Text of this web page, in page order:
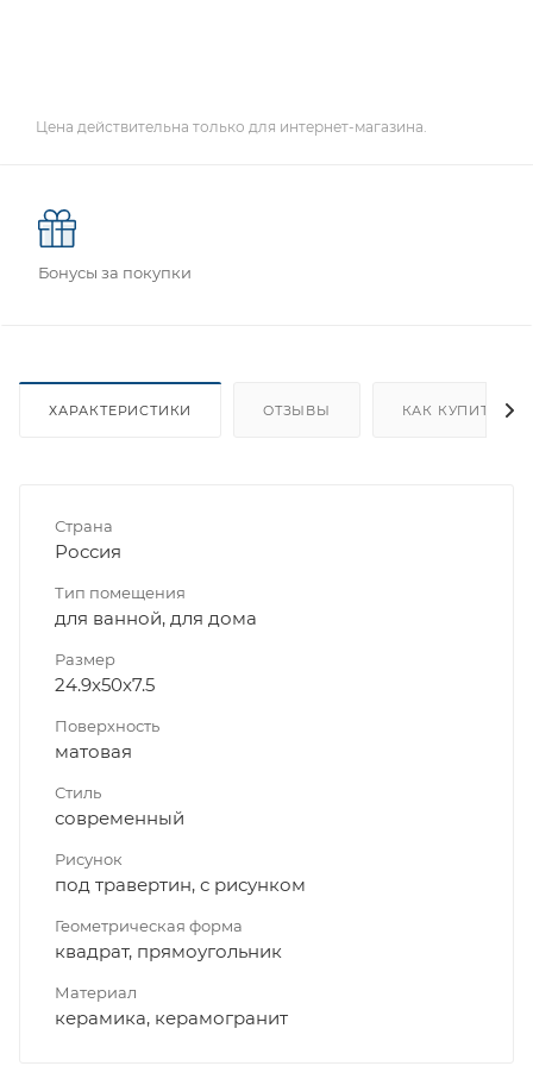
Цена действительна только для интернет-магазина.
Бонусы за покупки
ХАРАКТЕРИСТИКИ ОТЗЫВЫ КАК КУПИТЬ
Страна
Россия
Тип помещения
для ванной, для дома
Размер
24.9x50x7.5
Поверхность
матовая
Стиль
современный
Рисунок
под травертин, с рисунком
Геометрическая форма
квадрат, прямоугольник
Материал
керамика, керамогранит